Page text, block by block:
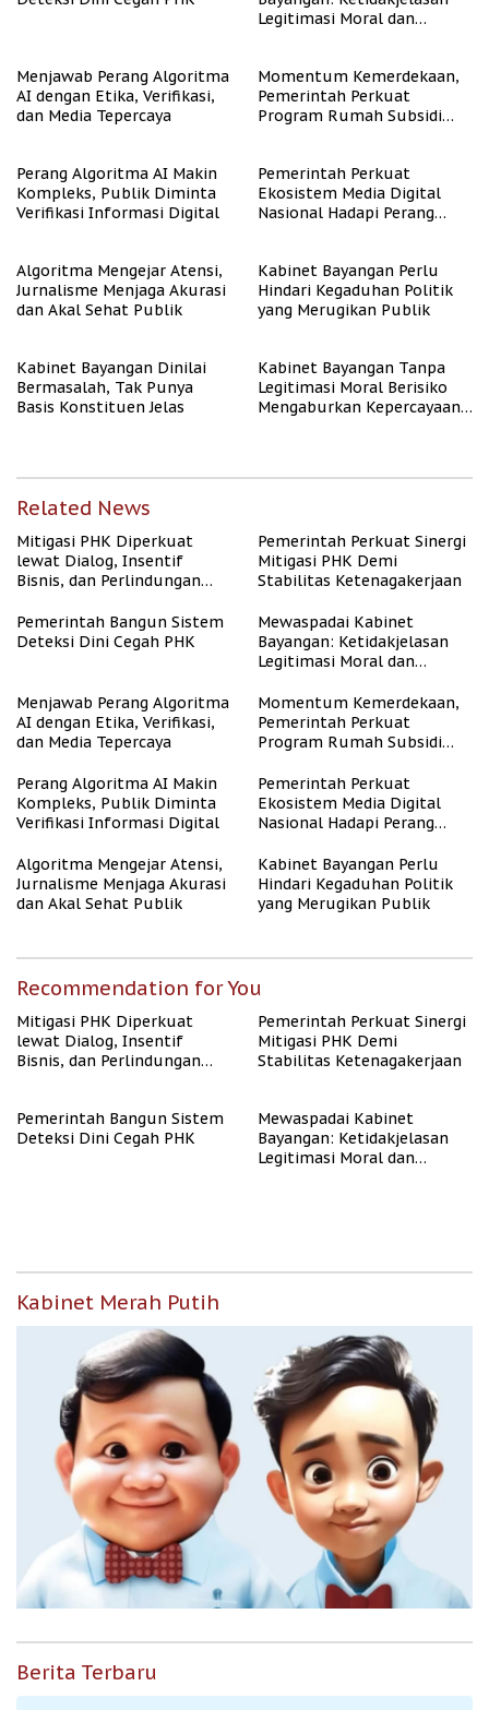
Legitimasi Moral dan
Menjawab Perang Algoritma
AI dengan Etika, Verifikasi,
dan Media Tepercaya
Momentum Kemerdekaan,
Pemerintah Perkuat
Program Rumah Subsidi
Perang Algoritma AI Makin
Kompleks, Publik Diminta
Verifikasi Informasi Digital
Pemerintah Perkuat
Ekosistem Media Digital
Nasional Hadapi Perang
Algoritma Mengejar Atensi,
Jurnalisme Menjaga Akurasi
dan Akal Sehat Publik
Kabinet Bayangan Perlu
Hindari Kegaduhan Politik
yang Merugikan Publik
Kabinet Bayangan Dinilai
Bermasalah, Tak Punya
Basis Konstituen Jelas
Kabinet Bayangan Tanpa
Legitimasi Moral Berisiko
Mengaburkan Kepercayaan
Related News
Mitigasi PHK Diperkuat
lewat Dialog, Insentif
Bisnis, dan Perlindungan
Pemerintah Perkuat Sinergi
Mitigasi PHK Demi
Stabilitas Ketenagakerjaan
Pemerintah Bangun Sistem
Deteksi Dini Cegah PHK
Mewaspadai Kabinet
Bayangan: Ketidakjelasan
Legitimasi Moral dan
Menjawab Perang Algoritma
AI dengan Etika, Verifikasi,
dan Media Tepercaya
Momentum Kemerdekaan,
Pemerintah Perkuat
Program Rumah Subsidi
Berpenghasilan Rendah
Perang Algoritma AI Makin
Kompleks, Publik Diminta
Verifikasi Informasi Digital
Pemerintah Perkuat
Ekosistem Media Digital
Nasional Hadapi Perang
Algoritma Mengejar Atensi,
Jurnalisme Menjaga Akurasi
dan Akal Sehat Publik
Kabinet Bayangan Perlu
Hindari Kegaduhan Politik
yang Merugikan Publik
Recommendation for You
Mitigasi PHK Diperkuat
lewat Dialog, Insentif
Bisnis, dan Perlindungan
Pemerintah Perkuat Sinergi
Mitigasi PHK Demi
Stabilitas Ketenagakerjaan
Pemerintah Bangun Sistem
Deteksi Dini Cegah PHK
Mewaspadai Kabinet
Bayangan: Ketidakjelasan
Legitimasi Moral dan
Kabinet Merah Putih
Berita Terbaru